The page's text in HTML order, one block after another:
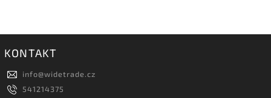
KONTAKT
info@widetrade.cz
541214375